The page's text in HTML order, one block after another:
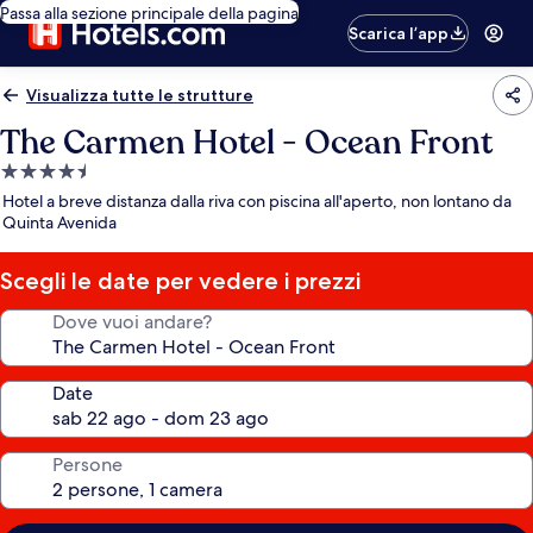
Passa alla sezione principale della pagina
Scarica l’app
Visualizza tutte le strutture
The Carmen Hotel - Ocean Front
Struttura
a
4.5
stelle
Hotel a breve distanza dalla riva con piscina all'aperto, non lontano da
Quinta Avenida
Scegli le date per vedere i prezzi
Dove vuoi andare?
Date
Persone